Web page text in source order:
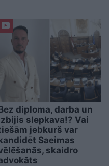
diploma, darba un
slepkava!? Vai
jebkurš var
Saeimas
skaidro